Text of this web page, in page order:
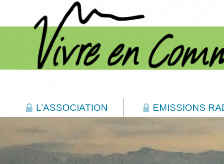
L’ASSOCIATION EMISSIONS